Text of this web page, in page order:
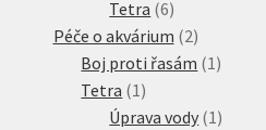
produkty
Tetra 66
produktů
Péče o akvárium 22
produkty
Boj proti řasám 1 1
Tetra 1 1
produkt
Úprava vody 1 1